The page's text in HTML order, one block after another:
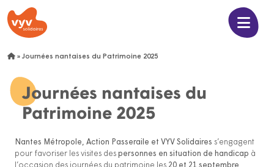
» Journées nantaises du Patrimoine 2025
Journées nantaises du
Patrimoine 2025
Nantes Métropole, Action Passeraile et VYV Solidaires s’engagent
pour favoriser les visites des personnes en situation de handicap à